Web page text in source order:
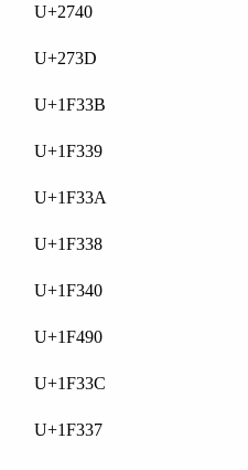
U+2740
U+273D
U+1F33B
U+1F339
U+1F33A
U+1F338
U+1F340
U+1F490
U+1F33C
U+1F337